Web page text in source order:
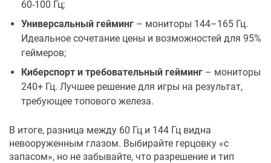
60-100 Гц;
Универсальный гейминг – мониторы 144–165 Гц.
Идеальное сочетание цены и возможностей для 95%
геймеров;
Киберспорт и требовательный гейминг – мониторы
240+ Гц. Лучшее решение для игры на результат,
требующее топового железа.
В итоге, разница между 60 Гц и 144 Гц видна
невооруженным глазом. Выбирайте герцовку «с
запасом», но не забывайте, что разрешение и тип